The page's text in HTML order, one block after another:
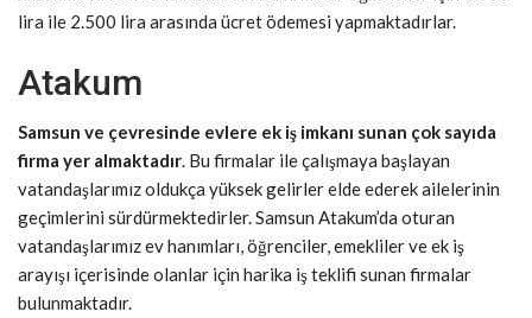
lira ile 2.500 lira arasında ücret ödemesi yapmaktadırlar.
Atakum
Samsun ve çevresinde evlere ek iş imkanı sunan çok sayıda
firma yer almaktadır. Bu firmalar ile çalışmaya başlayan
vatandaşlarımız oldukça yüksek gelirler elde ederek ailelerinin
geçimlerini sürdürmektedirler. Samsun Atakum’da oturan
vatandaşlarımız ev hanımları, öğrenciler, emekliler ve ek iş
arayışı içerisinde olanlar için harika iş teklifi sunan firmalar
bulunmaktadır.